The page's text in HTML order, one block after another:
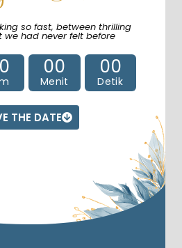
so fast, between thrilling
had never felt before
00
Menit
00
Detik
THE DATE